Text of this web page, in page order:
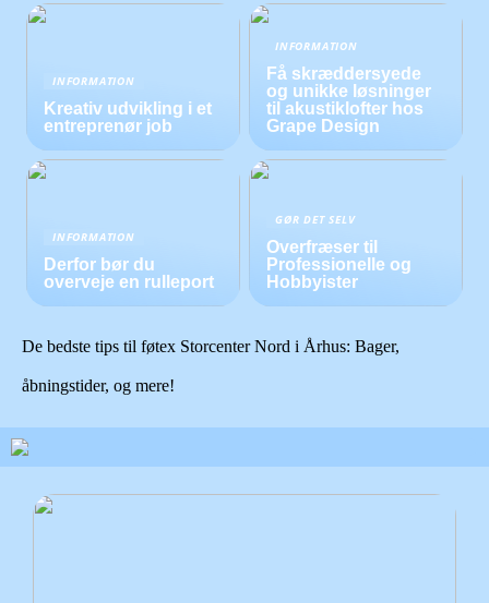
INFORMATION
Kreativ udvikling i et
entreprenør job
INFORMATION
Få skræddersyede
og unikke løsninger
til akustiklofter hos
Grape Design
INFORMATION
Derfor bør du
overveje en rulleport
GØR DET SELV
Overfræser til
Professionelle og
Hobbyister
De bedste tips til føtex Storcenter Nord i Århus: Bager,
åbningstider, og mere!